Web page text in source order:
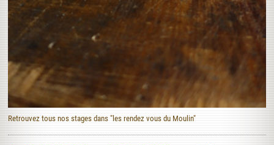
Retrouvez tous nos stages dans "les rendez vous du Moulin"